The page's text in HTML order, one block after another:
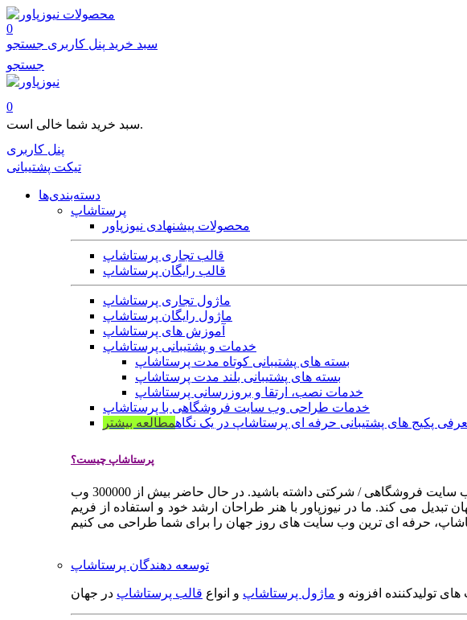
محصولات
0
سبد خرید پنل کاربری جستجو
جستجو
0
سبد خرید شما خالی است.
پنل کاربری
تیکت پشتیبانی
دسته‌بندی‌ها
پرستاشاپ
محصولات پیشنهادی نیوزپاور
قالب تجاری پرستاشاپ
قالب رایگان پرستاشاپ
ماژول تجاری پرستاشاپ
ماژول رایگان پرستاشاپ
آموزش های پرستاشاپ
خدمات و پشتیبانی پرستاشاپ
بسته های پشتیبانی کوتاه مدت پرستاشاپ
بسته های پشتیبانی بلند مدت پرستاشاپ
خدمات نصب، ارتقا و بروزرسانی پرستاشاپ
خدمات طراحی وب سایت فروشگاهی با پرستاشاپ
پکیج های پشتیبانی حرفه ای پرستاشاپ در یک نگاهمطالعه بیشتر
پرستاشاپ چیست؟
پرستاشاپ یک سیستم مدیریت وب سایت / فروشگاه آنلاین اپن سورس است که به شما کمک می کند به سرعت یک وب سایت فروشگاهی / شرکتی داشته باشید. در حال حاضر بیش از 300000 وب
می کند. ما در نیوزپاور با هنر طراحان ارشد خود و استفاده از فریم
توسعه دهندگان پرستاشاپ
تولیدکننده افزونه و ماژول پرستاشاپ و انواع قالب پرستاشاپ در جهان